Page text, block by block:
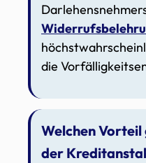
die
Welchen Vorteil
der